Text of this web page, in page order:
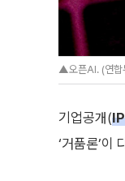
▲오픈AI. (연합
기업공개(
‘거품론’이